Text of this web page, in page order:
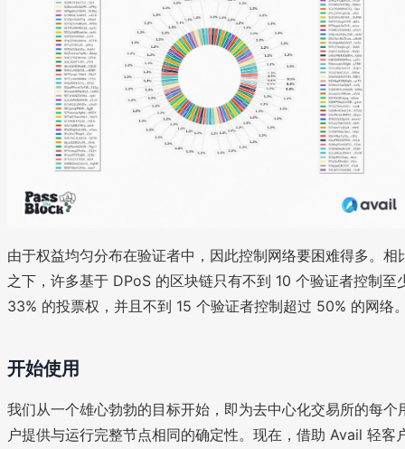
由于权益均匀分布在验证者中，因此控制网络要困难得多。相
之下，许多基于 DPoS 的区块链只有不到 10 个验证者控制至
33% 的投票权，并且不到 15 个验证者控制超过 50% 的网络
开始使用
我们从一个雄心勃勃的目标开始，即为去中心化交易所的每个
户提供与运行完整节点相同的确定性。现在，借助 Avail 轻客